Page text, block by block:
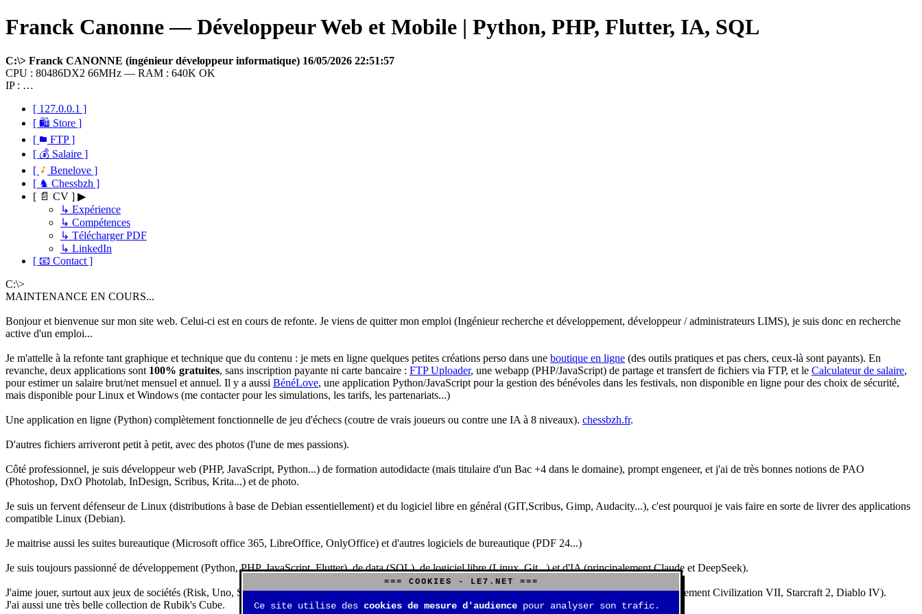
Franck Canonne — Développeur Web et Mobile | Python, PHP, Flutter, IA, SQL
C:\> Franck CANONNE (ingénieur développeur informatique) 16/05/2026 22:51:57
CPU : 80486DX2 66MHz — RAM : 640K OK
IP : …
[ 127.0.0.1 ]
[ 🛍 Store ]
[
FTP ]
[ 💰 Salaire ]
[
Benelove ]
[ ♞ Chessbzh ]
[ 📄 CV ] ▶
↳ Expérience
↳ Compétences
↳ Télécharger PDF
↳ LinkedIn
[ 📧 Contact ]
C:\>
MAINTENANCE EN COURS...
Bonjour et bienvenue sur mon site web. Celui-ci est en cours de refonte. Je viens de quitter mon emploi (Ingénieur recherche et développement, développeur / administrateurs LIMS), je suis donc en recherche
active d'un emploi...
Je m'attelle à la refonte tant graphique et technique que du contenu : je mets en ligne quelques petites créations perso dans une boutique en ligne (des outils pratiques et pas chers, ceux-là sont payants). En
revanche, deux applications sont 100% gratuites, sans inscription payante ni carte bancaire : FTP Uploader, une webapp (PHP/JavaScript) de partage et transfert de fichiers via FTP, et le Calculateur de salaire,
pour estimer un salaire brut/net mensuel et annuel. Il y a aussi BénéLove, une application Python/JavaScript pour la gestion des bénévoles dans les festivals, non disponible en ligne pour des choix de sécurité,
mais disponible pour Linux et Windows (me contacter pour les simulations, les tarifs, les partenariats...)
Une application en ligne (Python) complètement fonctionnelle de jeu d'échecs (coutre de vrais joueurs ou contre une IA à 8 niveaux). chessbzh.fr.
D'autres fichiers arriveront petit à petit, avec des photos (l'une de mes passions).
Côté professionnel, je suis développeur web (PHP, JavaScript, Python...) de formation autodidacte (mais titulaire d'un Bac +4 dans le domaine), prompt engeneer, et j'ai de très bonnes notions de PAO
(Photoshop, DxO Photolab, InDesign, Scribus, Krita...) et de photo.
Je suis un fervent défenseur de Linux (distributions à base de Debian essentiellement) et du logiciel libre en général (GIT,Scribus, Gimp, Audacity...), c'est pourquoi je vais faire en sorte de livrer des applications
compatible Linux (Debian).
Je maitrise aussi les suites bureautique (Microsoft office 365, LibreOffice, OnlyOffice) et d'autres logiciels de bureautique (PDF 24...)
Je suis toujours passionné de développement (Python, PHP, JavaScript, Flutter), de data (SQL), de logiciel libre (Linux, Git...) et d'IA (principalement Claude et DeepSeek).
J'aime jouer, surtout aux jeux de sociétés (Risk, Uno, Scrabble...), mais aussi aux jeux de stratégie (Echecs, Go, Quarto, Tock...) et aux jeux vidéos (essentiellement Civilization VII, Starcraft 2, Diablo IV).
J'ai aussi une très belle collection de Rubik's Cube.
=== COOKIES - LE7.NET ===
Ce site utilise des cookies de mesure d'audience pour analyser son trafic.